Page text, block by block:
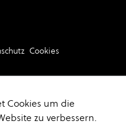
Cookies
Cookies um die
zu verbessern.